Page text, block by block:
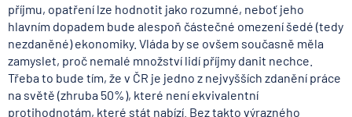
příjmu, opatření lze hodnotit jako rozumné, neboť jeho
hlavním dopadem bude alespoň částečné omezení šedé (tedy
nezdaněné) ekonomiky. Vláda by se ovšem současně měla
zamyslet, proč nemalé množství lidí příjmy danit nechce.
Třeba to bude tím, že v ČR je jedno z nejvyšších zdanění práce
na světě (zhruba 50%), které není ekvivalentní
protihodnotám, které stát nabízí. Bez takto výrazného